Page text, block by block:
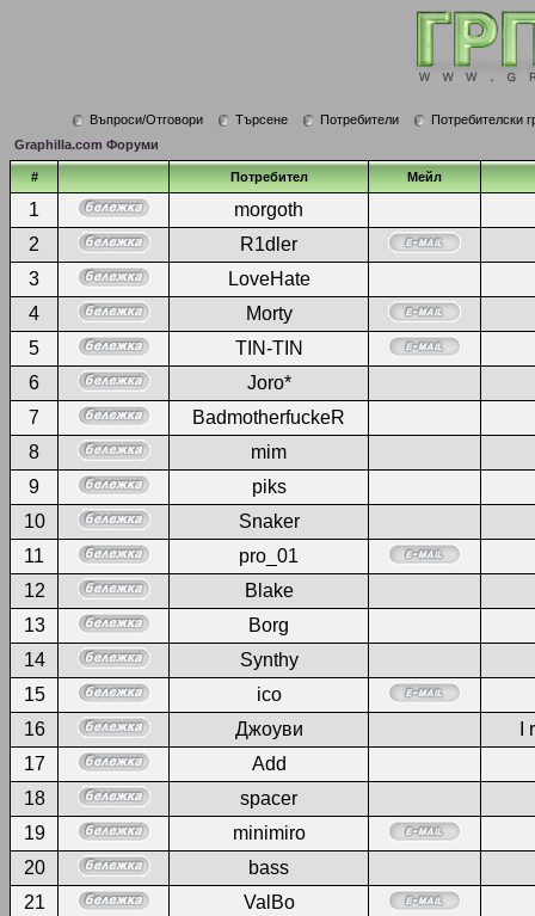
Въпроси/Отговори Търсене Потребители
Потребителски
Graphilla.com Форуми
# Потребител Мейл
1
morgoth
2
R1dler
3
LoveHate
4
Morty
5
TIN-TIN
6
Joro*
7
BadmotherfuckeR
8
mim
9
piks
10
Snaker
11
pro_01
12
Blake
13
Borg
14
Synthy
15
ico
16
Джоуви
17
Add
18
spacer
19
minimiro
20
bass
21
ValBo